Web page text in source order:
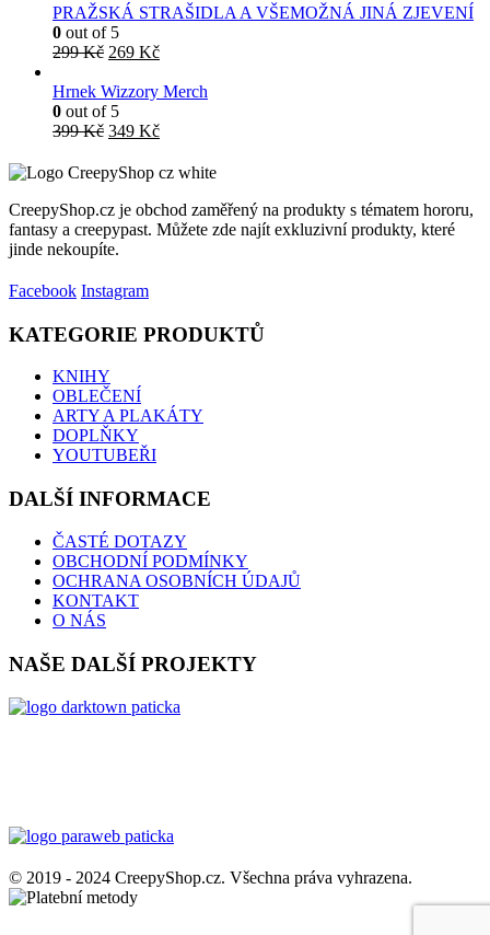
byla:
299 Kč.
je:
PRAŽSKÁ STRAŠIDLA A VŠEMOŽNÁ JINÁ ZJEVENÍ
0 out of 5
299Kč Původní
byla:
299 Kč.
269 KčAktuální
je:
Hrnek Wizzory Merch
0 out of 5
399Kč Původní
byla:
349 KčAktuální
je:
CreepyShop.cz je obchod zaměřený na produkty s tématem hororu,
fantasy a creepypast. Můžete zde najít exkluzivní produkty, které
jinde nekoupíte.
Facebook Instagram
KATEGORIE PRODUKTŮ
KNIHY
OBLEČENÍ
ARTY A PLAKÁTY
DOPLŇKY
YOUTUBEŘI
DALŠÍ INFORMACE
ČASTÉ DOTAZY
OBCHODNÍ PODMÍNKY
OCHRANA OSOBNÍCH ÚDAJŮ
KONTAKT
O NÁS
NAŠE DALŠÍ PROJEKTY
© 2019 - 2024 CreepyShop.cz. Všechna práva vyhrazena.